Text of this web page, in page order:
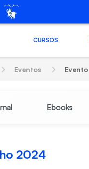
CURSOS
Eventos Evento
Ebooks
2024